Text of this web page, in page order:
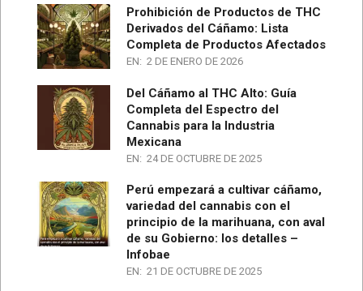
Prohibición de Productos de THC
Derivados del Cáñamo: Lista
Completa de Productos Afectados
EN: 2 DE ENERO DE 2026
Del Cáñamo al THC Alto: Guía
Completa del Espectro del
Cannabis para la Industria
Mexicana
EN: 24 DE OCTUBRE DE 2025
Perú empezará a cultivar cáñamo,
variedad del cannabis con el
principio de la marihuana, con aval
de su Gobierno: los detalles –
Infobae
EN: 21 DE OCTUBRE DE 2025